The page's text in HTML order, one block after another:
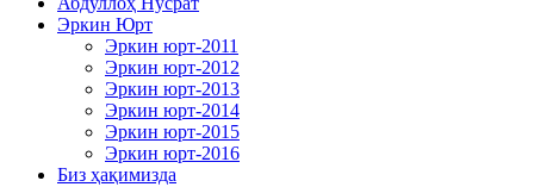
Эркин Юрт
Эркин юрт-2011
Эркин юрт-2012
Эркин юрт-2013
Эркин юрт-2014
Эркин юрт-2015
Эркин юрт-2016
Биз ҳақимизда